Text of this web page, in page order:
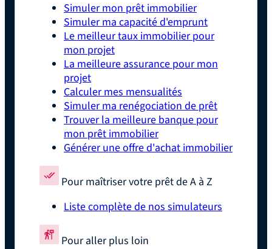
Simuler mon prêt immobilier
Simuler ma capacité d'emprunt
Le meilleur taux immobilier pour
mon projet
La meilleure assurance pour mon
projet
Calculer mes mensualités
Simuler ma renégociation de prêt
Trouver la meilleure banque pour
mon prêt immobilier
Générer une offre d'achat immobilier
Pour maîtriser votre prêt de A à Z
Liste complète de nos simulateurs
Pour aller plus loin